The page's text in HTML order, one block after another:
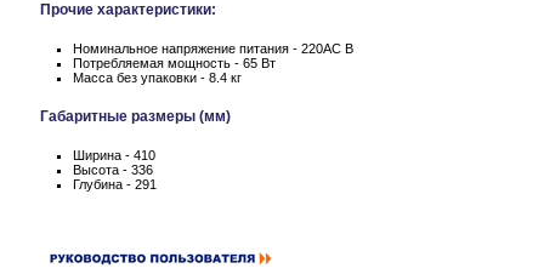
Прочие характеристики:
Номинальное напряжение питания - 220АС В
Потребляемая мощность - 65 Вт
Масса без упаковки - 8.4 кг
Габаритные размеры (мм)
Ширина - 410
Высота - 336
Глубина - 291